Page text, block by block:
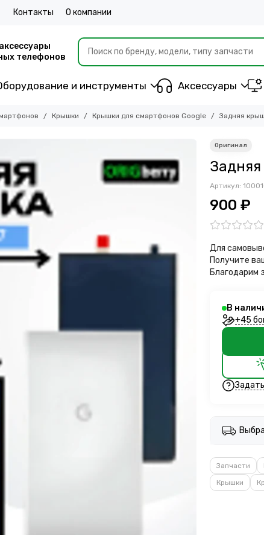
Контакты О компании
телефонов
и инструменты Аксессуары
Крышки Крышки для смартфонов Google Задняя
Артикул:
900 ₽
Для
Получите
Благодарим
В
+45
Запчасти
Крышки